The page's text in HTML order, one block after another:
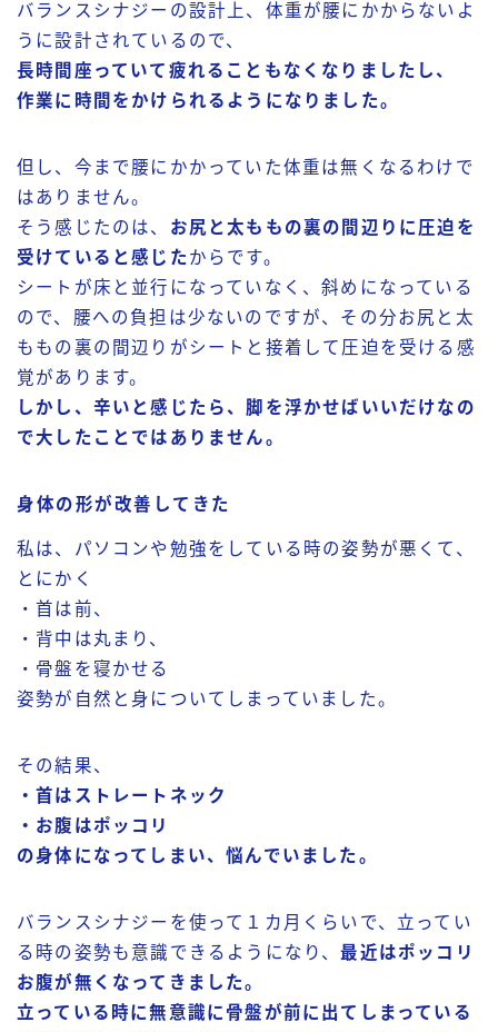
バランスシナジーの設計上、体重が腰にかからないよ
うに設計されているので、
長時間座っていて疲れることもなくなりましたし、
作業に時間をかけられるようになりました。
但し、今まで腰にかかっていた体重は無くなるわけで
はありません。
そう感じたのは、 お尻と太ももの裏の間辺りに圧迫を
受けていると感じたからです。
シートが床と並行になっていなく、斜めになっている
ので、腰への負担は少ないのですが、その分お尻と太
ももの裏の間辺りがシートと接着して圧迫を受ける感
覚があります。
しかし、辛いと感じたら、脚を浮かせばいいだけなの
で大したことではありません。
身体の形が改善してきた
私は、パソコンや勉強をしている時の姿勢が悪くて、
とにかく
・首は前、
・背中は丸まり、
・骨盤を寝かせる
姿勢が自然と身についてしまっていました。
その結果、
・首はストレートネック
・お腹はポッコリ
の身体になってしまい、悩んでいました。
バランスシナジーを使って１カ月くらいで、立ってい
る時の姿勢も意識できるようになり、最近はポッコリ
お腹が無くなってきました。
立っている時に無意識に骨盤が前に出てしまっている